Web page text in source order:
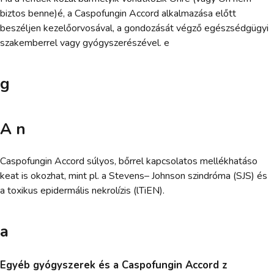
biztos benne)é, a Caspofungin Accord alkalmazása előtt
beszéljen kezelőorvosával, a gondozását végző egészsédgügyi
szakemberrel vagy gyógyszerészével. e
g
A n
Caspofungin Accord súlyos, bőrrel kapcsolatos mellékhatáso
keat is okozhat, mint pl. a Stevens– Johnson szindróma (SJS) és
a toxikus epidermális nekrolízis (lTiEN).
a
Egyéb gyógyszerek és a Caspofungin Accord z